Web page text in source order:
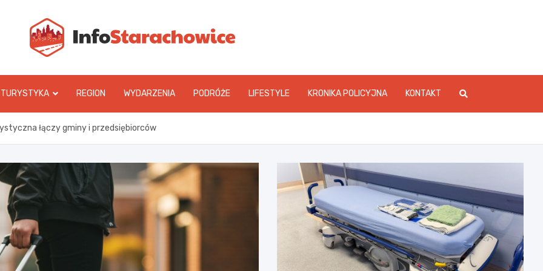
TURYSTYKA REGION WYDARZENIA PODRÓŻE LIFESTYLE KRONIKA POLICYJNA KONTAKT
łączy gminy i przedsiębiorców